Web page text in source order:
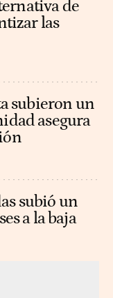
de
las
subieron un
asegura
subió un
a la baja